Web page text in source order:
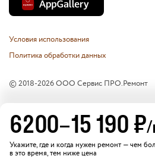
© 2018-2026ООО Сервис ПРО.Ремонт
Условия использования
Политика обработки данных
6200–15 190₽
Укажите, где и когда нужен ремонт — чем
в это время, тем ниже цена